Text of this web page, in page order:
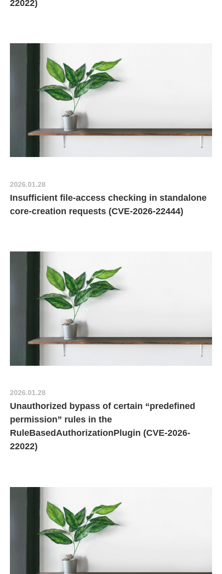
22022)
2026.01.28
Insufficient file-access checking in standalone
core-creation requests (CVE-2026-22444)
2026.01.28
Unauthorized bypass of certain “predefined
permission” rules in the
RuleBasedAuthorizationPlugin (CVE-2026-
22022)